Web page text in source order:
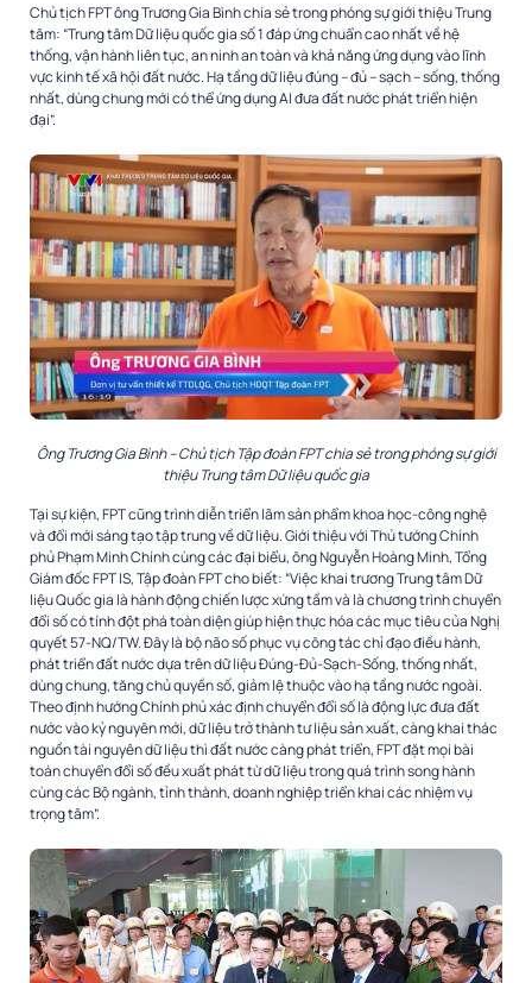
Chủ tịch FPT ông Trương Gia Bình chia sẻ trong phóng sự giới thiệu Trung
tâm: “Trung tâm Dữ liệu quốc gia số 1 đáp ứng chuẩn cao nhất về hệ
thống, vận hành liên tục, an ninh an toàn và khả năng ứng dụng vào lĩnh
vực kinh tế xã hội đất nước. Hạ tầng dữ liệu đúng – đủ – sạch – sống, thống
nhất, dùng chung mới có thể ứng dụng AI đưa đất nước phát triển hiện
đại”.
Ông Trương Gia Bình – Chủ tịch Tập đoàn FPT chia sẻ trong phóng sự giới
thiệu Trung tâm Dữ liệu quốc gia
Tại sự kiện, FPT cũng trình diễn triển lãm sản phẩm khoa học-công nghệ
và đổi mới sáng tạo tập trung về dữ liệu. Giới thiệu với Thủ tướng Chính
phủ Phạm Minh Chính cùng các đại biểu, ông Nguyễn Hoàng Minh, Tổng
Giám đốc FPT IS, Tập đoàn FPT cho biết: “Việc khai trương Trung tâm Dữ
liệu Quốc gia là hành động chiến lược xứng tầm và là chương trình chuyển
đổi số có tính đột phá toàn diện giúp hiện thực hóa các mục tiêu của Nghị
quyết 57-NQ/TW. Đây là bộ não số phục vụ công tác chỉ đạo điều hành,
phát triển đất nước dựa trên dữ liệu Đúng-Đủ-Sạch-Sống, thống nhất,
dùng chung, tăng chủ quyền số, giảm lệ thuộc vào hạ tầng nước ngoài.
Theo định hướng Chính phủ xác định chuyển đổi số là động lực đưa đất
nước vào kỷ nguyên mới, dữ liệu trở thành tư liệu sản xuất, càng khai thác
nguồn tài nguyên dữ liệu thì đất nước càng phát triển, FPT đặt mọi bài
toán chuyển đổi số đều xuất phát từ dữ liệu trong quá trình song hành
cùng các Bộ ngành, tỉnh thành, doanh nghiệp triển khai các nhiệm vụ
trọng tâm”.